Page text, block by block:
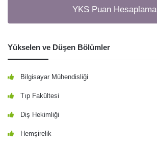
YKS Puan Hesaplama
Yükselen ve Düşen Bölümler
Bilgisayar Mühendisliği
Tıp Fakültesi
Diş Hekimliği
Hemşirelik